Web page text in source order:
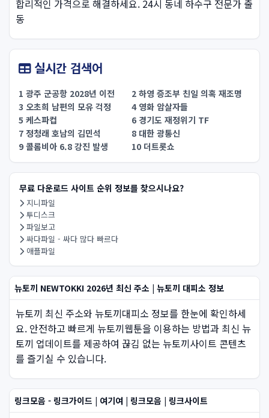
합리적인 가격으로 해결하세요. 24시 동네 하수구 전문가 출
동
실시간 검색어
1 광주 군공항 2028년 이전
2 하영 증조부 친일 의혹 재조명
3 오초희 남편의 모유 걱정
4 영화 암살자들
5 케스파컵
6 경기도 재정위기 TF
7 정청래 호남의 김민석
8 대한 광통신
9 콜롬비아 6.8 강진 발생
10 더트롯쇼
무료 다운로드 사이트 순위 정보를 찾으시나요?
지니파일
투디스크
파일보고
싸다파일 - 싸다 많다 빠르다
애플파일
뉴토끼 NEWTOKKI 2026년 최신 주소 | 뉴토끼 대피소 정보
뉴토끼 최신 주소와 뉴토끼대피소 정보를 한눈에 확인하세
요. 안전하고 빠르게 뉴토끼웹툰을 이용하는 방법과 최신 뉴
토끼 업데이트를 제공하여 끊김 없는 뉴토끼사이트 콘텐츠
를 즐기실 수 있습니다.
링크모음 - 링크가이드 | 여기여 | 링크모음 | 링크사이트